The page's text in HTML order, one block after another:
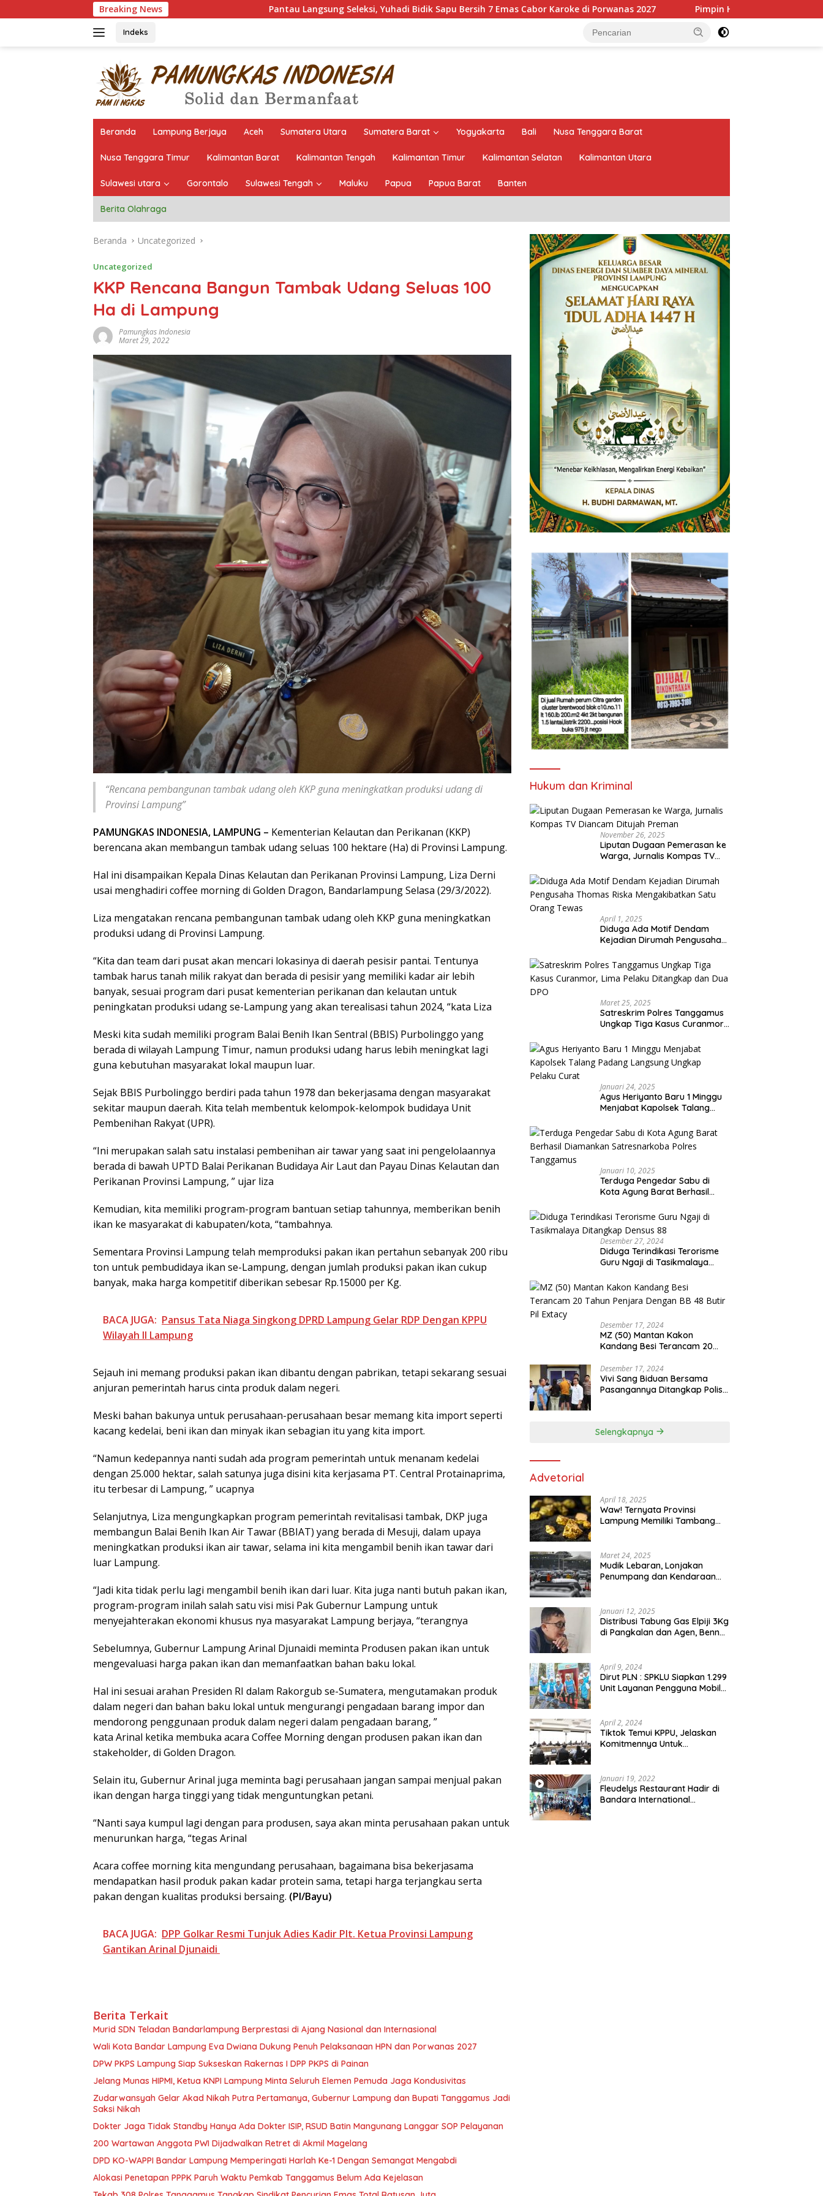
ke
Breaking NewsPantau Langsung Seleksi, Yuhadi Bidik Sapu Bersih 7 Emas Cabor Karoke di Porwanas 2027 Pimpin HKTI Lampung, Mirza Targetkan Program
Indeks
Beranda Lampung Berjaya Aceh Sumatera Utara Sumatera Barat Yogyakarta Bali Nusa Tenggara Barat
Nusa Tenggara Timur Kalimantan Barat Kalimantan Tengah Kalimantan Timur Kalimantan Selatan Kalimantan Utara
Sulawesi utara Gorontalo Sulawesi Tengah Maluku Papua Papua Barat Banten
Berita Olahraga
Beranda Uncategorized
Uncategorized
KKP Rencana Bangun Tambak Udang Seluas 100
Ha di Lampung
Pamungkas Indonesia
Maret 29, 2022
“Rencana pembangunan tambak udang oleh KKP guna meningkatkan produksi udang di
Provinsi Lampung”
PAMUNGKAS INDONESIA, LAMPUNG – Kementerian Kelautan dan Perikanan (KKP)
berencana akan membangun tambak udang seluas 100 hektare (Ha) di Provinsi Lampung.
Hal ini disampaikan Kepala Dinas Kelautan dan Perikanan Provinsi Lampung, Liza Derni
usai menghadiri coffee morning di Golden Dragon, Bandarlampung Selasa (29/3/2022).
Liza mengatakan rencana pembangunan tambak udang oleh KKP guna meningkatkan
produksi udang di Provinsi Lampung.
“Kita dan team dari pusat akan mencari lokasinya di daerah pesisir pantai. Tentunya
tambak harus tanah milik rakyat dan berada di pesisir yang memiliki kadar air lebih
banyak, sesuai program dari pusat kementerian perikanan dan kelautan untuk
peningkatan produksi udang se-Lampung yang akan terealisasi tahun 2024, “kata Liza
Meski kita sudah memiliki program Balai Benih Ikan Sentral (BBIS) Purbolinggo yang
berada di wilayah Lampung Timur, namun produksi udang harus lebih meningkat lagi
guna kebutuhan masyarakat lokal maupun luar.
Sejak BBIS Purbolinggo berdiri pada tahun 1978 dan bekerjasama dengan masyarakat
sekitar maupun daerah. Kita telah membentuk kelompok-kelompok budidaya Unit
Pembenihan Rakyat (UPR).
“Ini merupakan salah satu instalasi pembenihan air tawar yang saat ini pengelolaannya
berada di bawah UPTD Balai Perikanan Budidaya Air Laut dan Payau Dinas Kelautan dan
Perikanan Provinsi Lampung, ” ujar liza
Kemudian, kita memiliki program-program bantuan setiap tahunnya, memberikan benih
ikan ke masyarakat di kabupaten/kota, “tambahnya.
Sementara Provinsi Lampung telah memproduksi pakan ikan pertahun sebanyak 200 ribu
ton untuk pembudidaya ikan se-Lampung, dengan jumlah produksi pakan ikan cukup
banyak, maka harga kompetitif diberikan sebesar Rp.15000 per Kg.
BACA JUGA: Pansus Tata Niaga Singkong DPRD Lampung Gelar RDP Dengan KPPU
Wilayah II Lampung
Sejauh ini memang produksi pakan ikan dibantu dengan pabrikan, tetapi sekarang sesuai
anjuran pemerintah harus cinta produk dalam negeri.
Meski bahan bakunya untuk perusahaan-perusahaan besar memang kita import seperti
kacang kedelai, beni ikan dan minyak ikan sebagian itu yang kita import.
“Namun kedepannya nanti sudah ada program pemerintah untuk menanam kedelai
dengan 25.000 hektar, salah satunya juga disini kita kerjasama PT. Central Protainaprima,
itu terbesar di Lampung, ” ucapnya
Selanjutnya, Liza mengungkapkan program pemerintah revitalisasi tambak, DKP juga
membangun Balai Benih Ikan Air Tawar (BBIAT) yang berada di Mesuji, dalam upaya
meningkatkan produksi ikan air tawar, selama ini kita mengambil benih ikan tawar dari
luar Lampung.
“Jadi kita tidak perlu lagi mengambil benih ikan dari luar. Kita juga nanti butuh pakan ikan,
program-program inilah salah satu visi misi Pak Gubernur Lampung untuk
menyejahterakan ekonomi khusus nya masyarakat Lampung berjaya, “terangnya
Sebelumnya, Gubernur Lampung Arinal Djunaidi meminta Produsen pakan ikan untuk
mengevaluasi harga pakan ikan dan memanfaatkan bahan baku lokal.
Hal ini sesuai arahan Presiden RI dalam Rakorgub se-Sumatera, mengutamakan produk
dalam negeri dan bahan baku lokal untuk mengurangi pengadaan barang impor dan
mendorong penggunaan produk dalam negeri dalam pengadaan barang, ”
kata Arinal ketika membuka acara Coffee Morning dengan produsen pakan ikan dan
stakeholder, di Golden Dragon.
Selain itu, Gubernur Arinal juga meminta bagi perusahaan jangan sampai menjual pakan
ikan dengan harga tinggi yang tidak menguntungkan petani.
“Nanti saya kumpul lagi dengan para produsen, saya akan minta perusahaan pakan untuk
menurunkan harga, “tegas Arinal
Acara coffee morning kita mengundang perusahaan, bagaimana bisa bekerjasama
mendapatkan hasil produk pakan kadar protein sama, tetapi harga terjangkau serta
pakan dengan kualitas produksi bersaing. (PI/Bayu)
BACA JUGA: DPP Golkar Resmi Tunjuk Adies Kadir Plt. Ketua Provinsi Lampung
Gantikan Arinal Djunaidi
Berita Terkait
Murid SDN Teladan Bandarlampung Berprestasi di Ajang Nasional dan Internasional
Wali Kota Bandar Lampung Eva Dwiana Dukung Penuh Pelaksanaan HPN dan Porwanas 2027
DPW PKPS Lampung Siap Sukseskan Rakernas I DPP PKPS di Painan
Jelang Munas HIPMI, Ketua KNPI Lampung Minta Seluruh Elemen Pemuda Jaga Kondusivitas
Zudarwansyah Gelar Akad Nikah Putra Pertamanya, Gubernur Lampung dan Bupati Tanggamus Jadi
Saksi Nikah
Dokter Jaga Tidak Standby Hanya Ada Dokter ISIP, RSUD Batin Mangunang Langgar SOP Pelayanan
200 Wartawan Anggota PWI Dijadwalkan Retret di Akmil Magelang
DPD KO-WAPPI Bandar Lampung Memperingati Harlah Ke-1 Dengan Semangat Mengabdi
Alokasi Penetapan PPPK Paruh Waktu Pemkab Tanggamus Belum Ada Kejelasan
Hukum dan Kriminal
November 26, 2025
Liputan Dugaan Pemerasan ke
Warga, Jurnalis Kompas TV
April 1, 2025
Diduga Ada Motif Dendam
Kejadian Dirumah Pengusaha
Satu Orang Tewas
Maret 25, 2025
Satreskrim Polres Tanggamus
Ungkap Tiga Kasus Curanmor,
Dua DPO
Januari 24, 2025
Agus Heriyanto Baru 1 Minggu
Menjabat Kapolsek Talang
Pelaku Curat
Januari 10, 2025
Terduga Pengedar Sabu di
Kota Agung Barat Berhasil
Polres Tanggamus
Desember 27, 2024
Diduga Terindikasi Terorisme
Guru Ngaji di Tasikmalaya
Desember 17, 2024
MZ (50) Mantan Kakon
Kandang Besi Terancam 20
Butir Pil Extacy
Desember 17, 2024
Vivi Sang Biduan Bersama
Pasangannya Ditangkap Polisi
Selengkapnya
Advetorial
April 18, 2025
Waw! Ternyata Provinsi
Lampung Memiliki Tambang
Maret 24, 2025
Mudik Lebaran, Lonjakan
Penumpang dan Kendaraan
Januari 12, 2025
Distribusi Tabung Gas Elpiji 3Kg
di Pangkalan dan Agen, Benny
Dalam Pengawasan
April 9, 2024
Dirut PLN : SPKLU Siapkan 1.299
Unit Layanan Pengguna Mobil
April 2, 2024
Tiktok Temui KPPU, Jelaskan
Komitmennya Untuk
Januari 19, 2022
Fleudelys Restaurant Hadir di
Bandara International